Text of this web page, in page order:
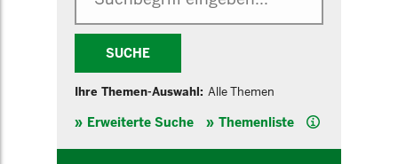
SUCHE
Ihre Themen-Auswahl: Alle Themen
Erweiterte Suche Themenliste Hilfe